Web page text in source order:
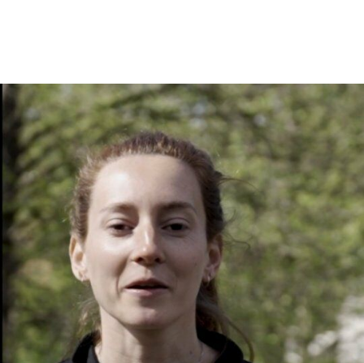
En tant qu'abonné, découvre des conten